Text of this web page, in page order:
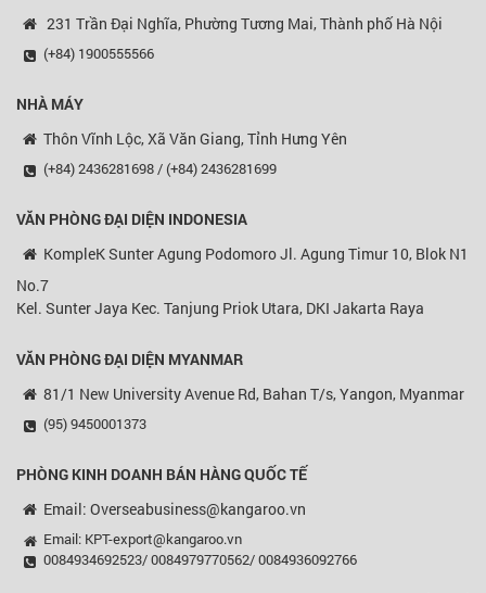
231 Trần Đại Nghĩa, Phường Tương Mai, Thành phố Hà Nội
(+84) 1900555566
NHÀ MÁY
Thôn Vĩnh Lộc, Xã Văn Giang, Tỉnh Hưng Yên
(+84) 2436281698 / (+84) 2436281699
VĂN PHÒNG ĐẠI DIỆN INDONESIA
KompleK Sunter Agung Podomoro Jl. Agung Timur 10, Blok N1
No.7
Kel. Sunter Jaya Kec. Tanjung Priok Utara, DKI Jakarta Raya
VĂN PHÒNG ĐẠI DIỆN MYANMAR
81/1 New University Avenue Rd, Bahan T/s, Yangon, Myanmar
(95) 9450001373
PHÒNG KINH DOANH BÁN HÀNG QUỐC TẾ
Email: Overseabusiness@kangaroo.vn
Email: KPT-export@kangaroo.vn
0084934692523/ 0084979770562/ 0084936092766